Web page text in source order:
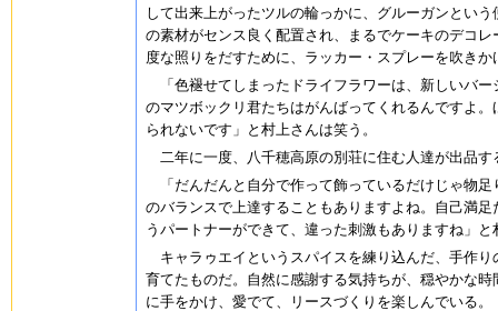
して出来上がったツルの輪っかに、グルーガンとい
の素材がセンス良く配置され、まるでケーキのデコ
度な照りをだすために、ラッカー・スプレーを吹き
「色褪せてしまったドライフラワーは、新しいバ
のマツボックリ君たちはがんばってくれるんですよ
られないです」と村上さんは笑う。
二年に一度、八千穂高原の別荘に住む人達が出品す
「だんだんと自分で作って飾っているだけじゃ物
のバランスで上達することもありますよね。自己満
うパートナーができて、違った刺激もありますね
キャラゥエイというスパイスを練り込んだ、手作
育てたものだ。自然に感謝する気持ちが、穏やかな
に手をかけ、愛でて、リースづくりを楽しんでい